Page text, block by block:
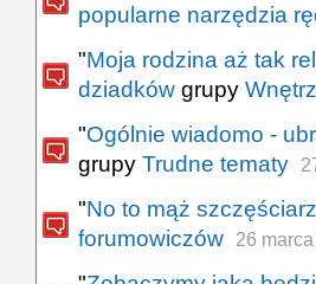
popularne narzędzia
"Moja rodzina aż tak
dziadków grupy
"Ogólnie wiadomo -
grupy Trudne tematy
"No to mąż
forumowiczów
26